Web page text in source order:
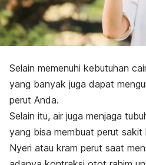
Selain memenuhi kebutuhan
yang banyak juga dapat
perut Anda.
Selain itu, air juga menjaga
yang bisa membuat perut sakit
Nyeri atau kram perut saat